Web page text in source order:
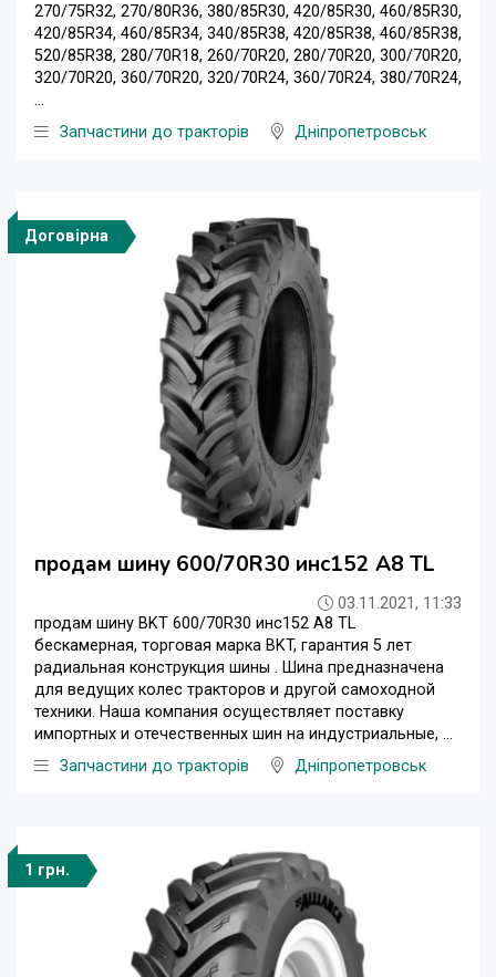
270/75R32, 270/80R36, 380/85R30, 420/85R30, 460/85R30,
420/85R34, 460/85R34, 340/85R38, 420/85R38, 460/85R38,
520/85R38, 280/70R18, 260/70R20, 280/70R20, 300/70R20,
320/70R20, 360/70R20, 320/70R24, 360/70R24, 380/70R24,
...
Запчастини до тракторів
Дніпропетровськ
Договірна
продам шину 600/70R30 инс152 А8 TL
03.11.2021, 11:33
продам шину BKT 600/70R30 инс152 А8 TL
бескамерная, торговая марка BKT, гарантия 5 лет
радиальная конструкция шины . Шина предназначена
для ведущих колес тракторов и другой самоходной
техники. Наша компания осуществляет поставку
импортных и отечественных шин на индустриальные, ...
Запчастини до тракторів
Дніпропетровськ
1 грн.